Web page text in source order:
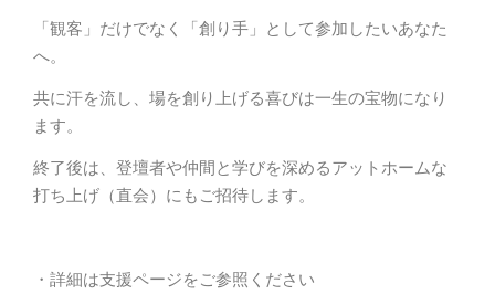
「観客」だけでなく「創り手」として参加したいあなた
へ。
共に汗を流し、場を創り上げる喜びは一生の宝物になり
ます。
終了後は、登壇者や仲間と学びを深めるアットホームな
打ち上げ（直会）にもご招待します。
・詳細は支援ページをご参照ください